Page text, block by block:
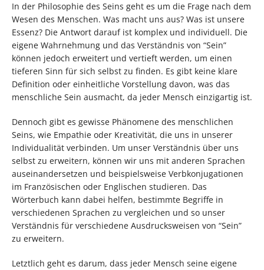
In der Philosophie des Seins geht es um die Frage nach dem
Wesen des Menschen. Was macht uns aus? Was ist unsere
Essenz? Die Antwort darauf ist komplex und individuell. Die
eigene Wahrnehmung und das Verständnis von “Sein”
können jedoch erweitert und vertieft werden, um einen
tieferen Sinn für sich selbst zu finden. Es gibt keine klare
Definition oder einheitliche Vorstellung davon, was das
menschliche Sein ausmacht, da jeder Mensch einzigartig ist.
Dennoch gibt es gewisse Phänomene des menschlichen
Seins, wie Empathie oder Kreativität, die uns in unserer
Individualität verbinden. Um unser Verständnis über uns
selbst zu erweitern, können wir uns mit anderen Sprachen
auseinandersetzen und beispielsweise Verbkonjugationen
im Französischen oder Englischen studieren. Das
Wörterbuch kann dabei helfen, bestimmte Begriffe in
verschiedenen Sprachen zu vergleichen und so unser
Verständnis für verschiedene Ausdrucksweisen von “Sein”
zu erweitern.
Letztlich geht es darum, dass jeder Mensch seine eigene